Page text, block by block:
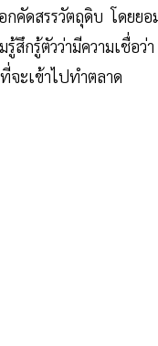
กคัดสรรวัตถุดิบ โดยยอ
สึกรู้ตัวว่ามีความเชื่อว่
จะเข้าไปทำตลาด